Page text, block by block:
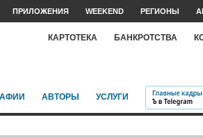
ПРИЛОЖЕНИЯ WEEKEND РЕГИОНЫ
КАРТОТЕКА БАНКРОТСТВА
АВТОРЫ УСЛУГИ